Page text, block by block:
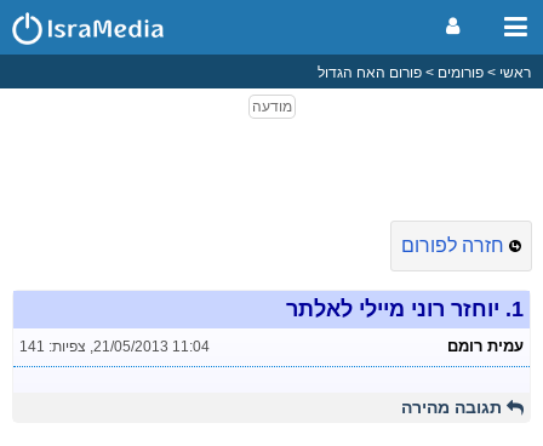
ראשי פורומים פורום האח הגדול
חזרה לפורום
1. יוחזר רוני מיילי לאלתר
עמית רומם 21/05/2013 11:04
, צפיות: 141
תגובה מהירה